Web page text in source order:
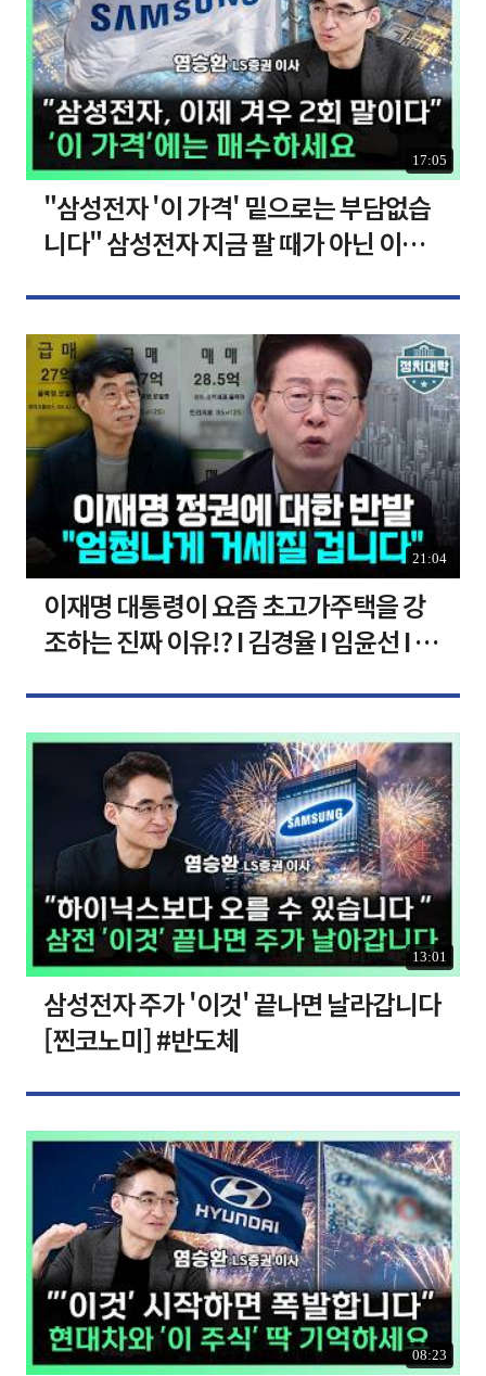
17:05
"삼성전자 '이 가격' 밑으로는 부담없습
니다" 삼성전자 지금 팔 때가 아닌 이유
21:04
이재명 대통령이 요즘 초고가주택을 강
조하는 진짜 이유!? I 김경율 I 임윤선 I 정
13:01
삼성전자 주가 '이것' 끝나면 날라갑니다
[찐코노미] #반도체
08:23